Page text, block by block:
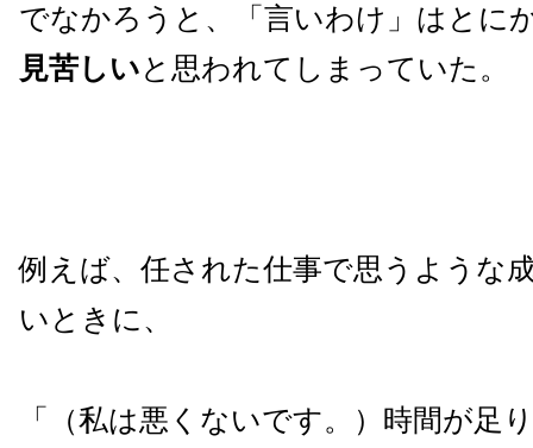
でなかろうと、「言いわけ」はとに
見苦しいと思われてしまっていた。
例えば、任された仕事で思うような
いときに、
「（私は悪くないです。）時間が足